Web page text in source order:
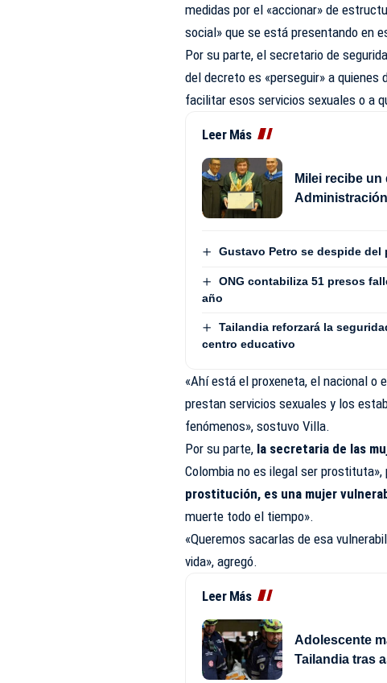
medidas por el «accionar» de
social» que se está presentando en
Por su parte, el secretario de
del decreto es «perseguir» a
facilitar esos servicios sexuales o a
Leer Más
Milei recibe
Gustavo Petro se despide del
ONG contabiliza 51 presos
año
Tailandia reforzará la
centro educativo
«Ahí está el proxeneta, el nacional o
prestan servicios sexuales y los
fenómenos», sostuvo Villa.
Por su parte, la secretaria de las
Colombia no es ilegal ser
prostitución, es una mujer
muerte todo el tiempo».
«Queremos sacarlas de esa
vida», agregó.
Leer Más
Adolescente
Tailandia tras